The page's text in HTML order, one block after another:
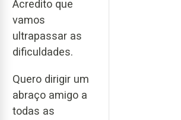
Acredito que
vamos
ultrapassar as
dificuldades.
Quero dirigir um
abraço amigo a
todas as